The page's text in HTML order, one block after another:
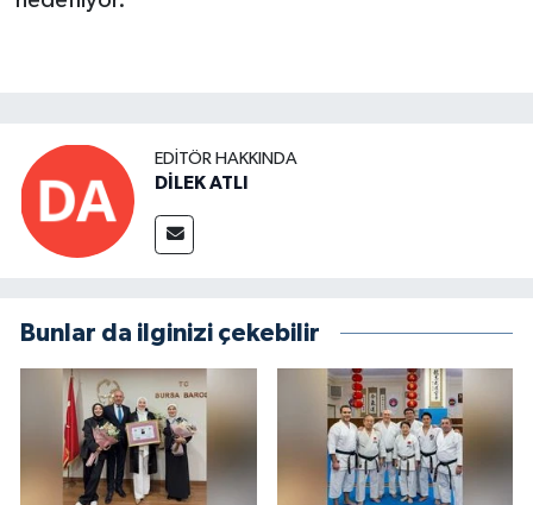
EDITÖR HAKKINDA
DİLEK ATLI
Bunlar da ilginizi çekebilir